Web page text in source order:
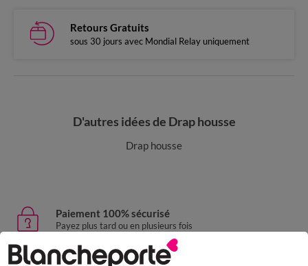
Retours Gratuits
sous 30 jours avec Mondial Relay uniquement
D'autres idées de Drap housse
Drap housse
Paiement 100% sécurisé
Payez plus tard ou en plusieurs fois
Livraison express